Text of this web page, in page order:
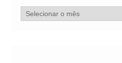
Arquivo
de